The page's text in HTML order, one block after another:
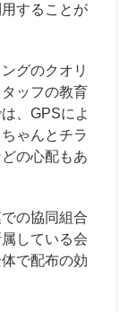
することが
グのクオリ
ッフの教育
、GPSによ
ゃんとチラ
の心配もあ
の協同組合
している会
で配布の効